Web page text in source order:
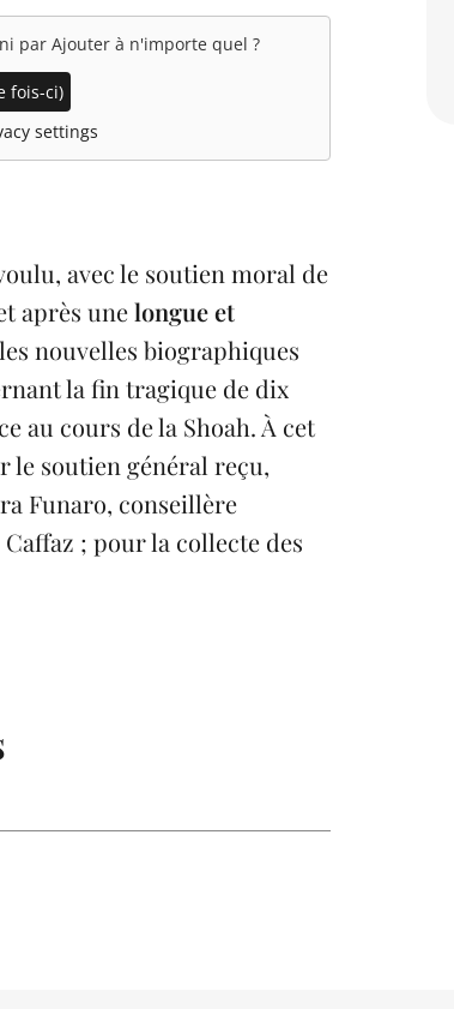
par Ajouter à n'importe quel ?
fois-ci)
settings
avec le soutien moral de
après unelongue et
nouvelles biographiques
la fin tragique de dix
au cours de la Shoah. À cet
le soutien général reçu,
Funaro, conseillère
; pour la collecte des